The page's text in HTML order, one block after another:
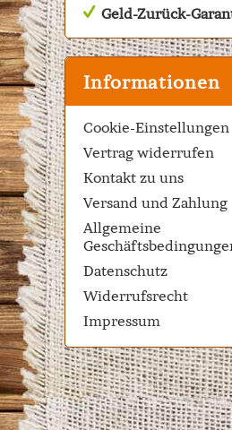
Geld-Zurück-
Informationen
Cookie-Einstellungen
Vertrag widerrufen
Kontakt zu uns
Versand und Zahlung
Allgemeine
Datenschutz
Widerrufsrecht
Impressum